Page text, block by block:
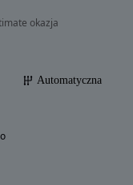
okazja
Automatyczna